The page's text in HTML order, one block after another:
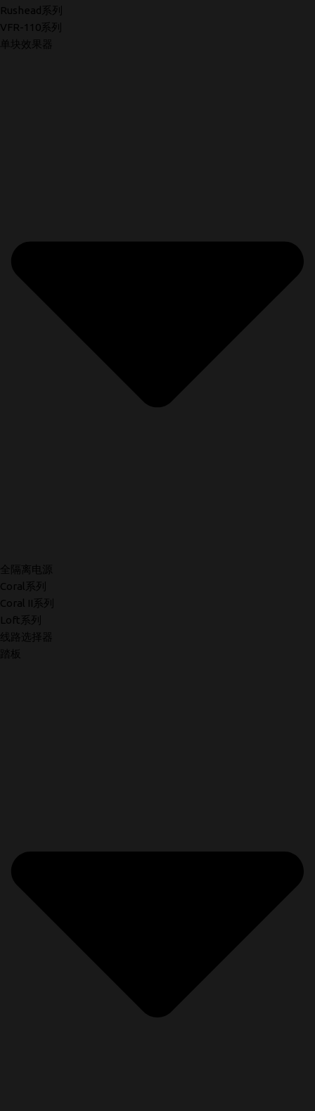
Rushead系列
VFR-110系列
单块效果器
全隔离电源
Coral系列
Coral II系列
Loft系列
线路选择器
踏板